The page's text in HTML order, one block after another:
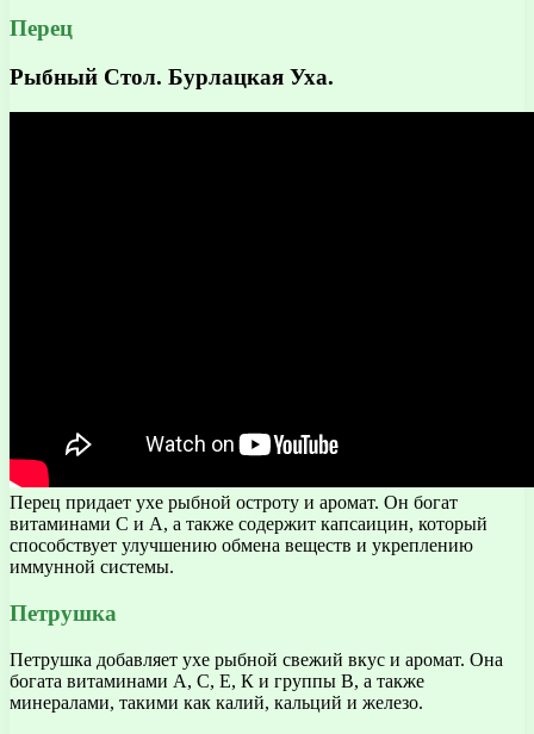
Перец
Рыбный Стол. Бурлацкая Уха.
Перец придает ухе рыбной остроту и аромат. Он богат
витаминами С и А, а также содержит капсаицин, который
способствует улучшению обмена веществ и укреплению
иммунной системы.
Петрушка
Петрушка добавляет ухе рыбной свежий вкус и аромат. Она
богата витаминами А, С, Е, К и группы В, а также
минералами, такими как калий, кальций и железо.